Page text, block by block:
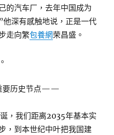
的汽车厂，去年中国成为
深有感触地说，正是一代
走向繁包養網荣昌盛。
要历史节点——
，我们距离2035年基本实
，到本世纪中叶把我国建